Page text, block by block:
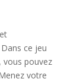
Dans ce jeu
vous pouvez
votre